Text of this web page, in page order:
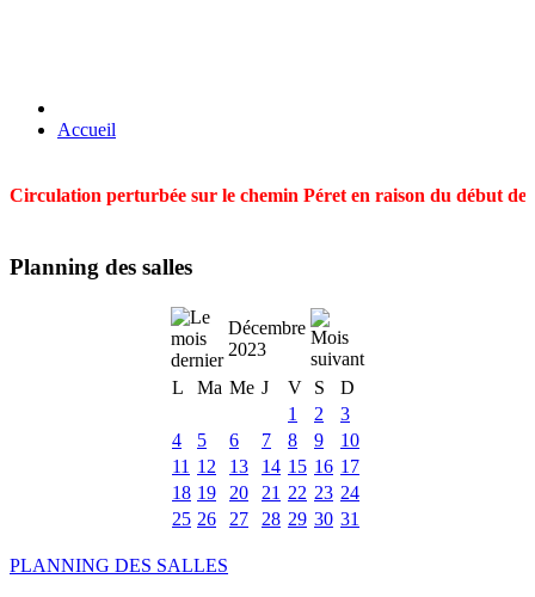
Accueil
Circulation perturbée sur le chemin Péret en raison du début
Planning des salles
Décembre
2023
L
Ma Me J V S
D
1
2
3
4
5 6 7 8 9
10
11 12 13 14 15 16 17
18 19 20 21 22 23 24
25 26 27 28 29 30 31
PLANNING DES SALLES